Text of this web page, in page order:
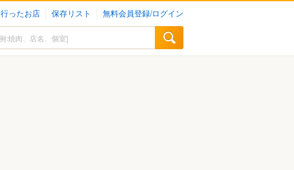
行ったお店 保存リスト 無料会員登録/ログイン